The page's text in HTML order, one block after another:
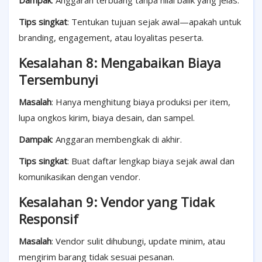
Tips singkat: Tentukan tujuan sejak awal—apakah untuk
branding, engagement, atau loyalitas peserta.
Kesalahan 8: Mengabaikan Biaya
Tersembunyi
Masalah: Hanya menghitung biaya produksi per item,
lupa ongkos kirim, biaya desain, dan sampel.
Dampak: Anggaran membengkak di akhir.
Tips singkat: Buat daftar lengkap biaya sejak awal dan
komunikasikan dengan vendor.
Kesalahan 9: Vendor yang Tidak
Responsif
Masalah: Vendor sulit dihubungi, update minim, atau
mengirim barang tidak sesuai pesanan.